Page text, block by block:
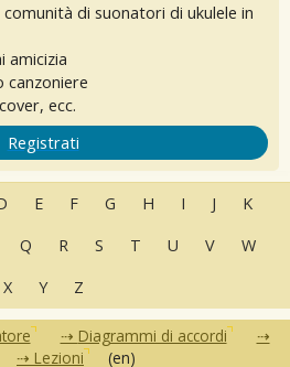
di suonatori di ukulele in
amicizia
canzoniere
ecc.
Registrati
E F G H I J
K
Q R S T U V
W
X
Y Z
Diagrammi di accordi
Lezioni (en)